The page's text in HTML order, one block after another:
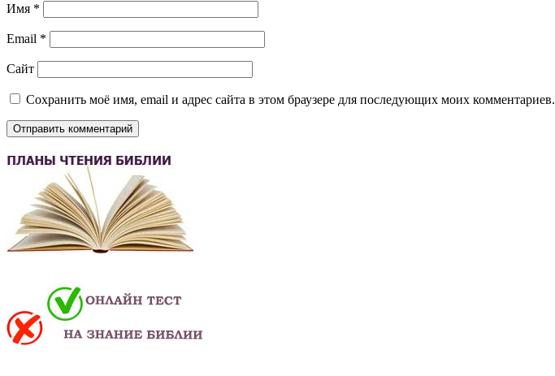
Имя *
Email *
Сайт
Сохранить моё имя, email и адрес сайта в этом браузере для последующих моих комментариев.